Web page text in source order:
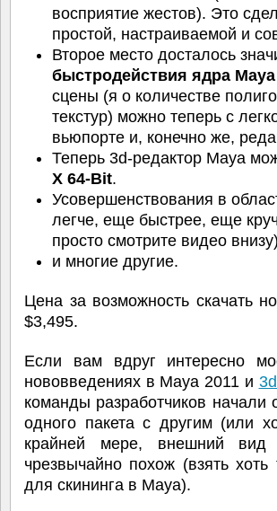
восприятие жестов). Это
простой, настраиваемой и
Второе место досталось
быстродействия ядра Maya
сцены (я о количестве
текстур) можно теперь с
вьюпорте и, конечно же,
Теперь 3d-редактор Maya
X 64-Bit.
Усовершенствования в
легче, еще быстрее, еще
просто смотрите видео
и многие другие.
Цена за возможность скачать
$3,495.
Если вам вдруг интересно
нововведениях в Maya 2011 и
команды разработчиков начали
одного пакета с другим (или
крайней мере, внешний вид
чрезвычайно похож (взять
для скининга в Maya).